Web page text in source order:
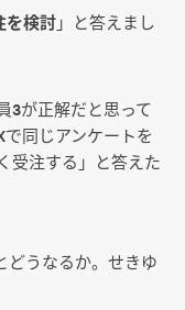
を検討」と答えまし
3が正解だと思って
同じアンケートを
受注する」と答えた
どうなるか。せきゆ